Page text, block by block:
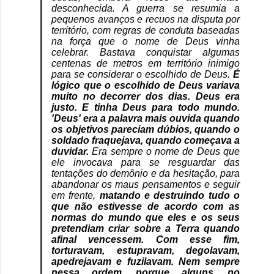
desconhecida. A guerra se resumia a
pequenos avanços e recuos na disputa por
território, com regras de conduta baseadas
na força que o nome de Deus vinha
celebrar. Bastava conquistar algumas
centenas de metros em território inimigo
para se considerar o escolhido de Deus. É
lógico que o escolhido de Deus variava
muito no decorrer dos dias. Deus era
justo. E tinha Deus para todo mundo.
'Deus' era a palavra mais ouvida quando
os objetivos pareciam dúbios, quando o
soldado fraquejava, quando começava a
duvidar. Era sempre o nome de Deus que
ele invocava para se resguardar das
tentações do demônio e da hesitação, para
abandonar os maus pensamentos e seguir
em frente, matando e destruindo tudo o
que não estivesse de acordo com as
normas do mundo que eles e os seus
pretendiam criar sobre a Terra quando
afinal vencessem. Com esse fim,
torturavam, estupravam, degolavam,
apedrejavam e fuzilavam. Nem sempre